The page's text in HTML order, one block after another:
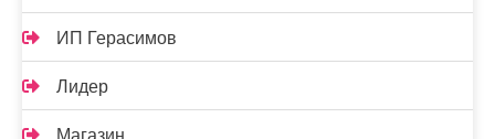
ИП Герасимов
Лидер
Магазин